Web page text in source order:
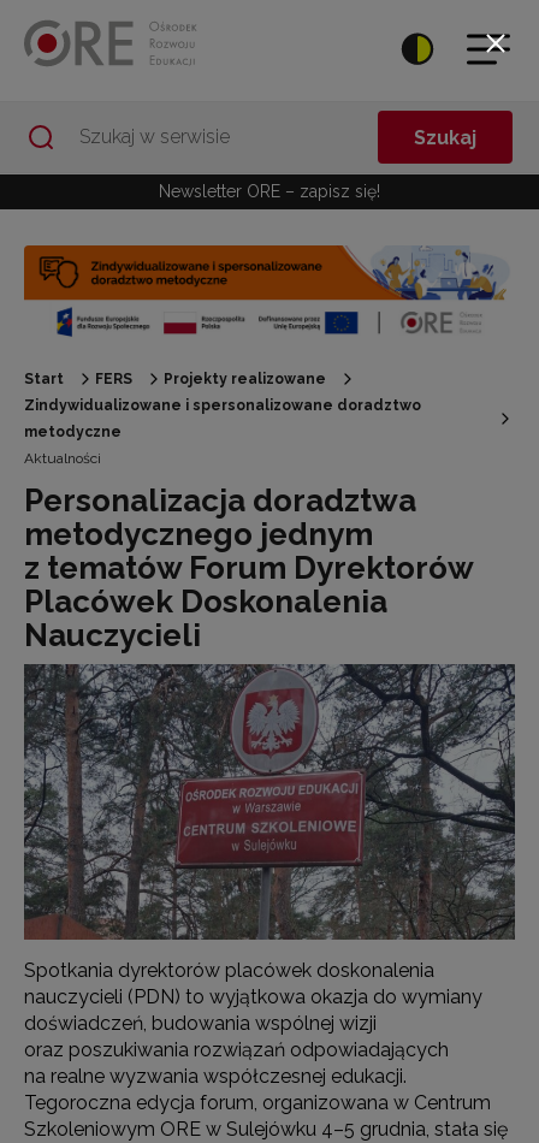
Szukaj
Newsletter ORE – zapisz się!
Start FERS
Projekty realizowane
Zindywidualizowane i spersonalizowane doradztwo
metodyczne
Aktualności
Personalizacja doradztwa
metodycznego jednym
z tematów Forum Dyrektorów
Placówek Doskonalenia
Nauczycieli
Spotkania dyrektorów placówek doskonalenia
nauczycieli (PDN) to wyjątkowa okazja do wymiany
doświadczeń, budowania wspólnej wizji
oraz poszukiwania rozwiązań odpowiadających
na realne wyzwania współczesnej edukacji.
Tegoroczna edycja forum, organizowana w Centrum
Szkoleniowym ORE w Sulejówku 4–5 grudnia, stała się